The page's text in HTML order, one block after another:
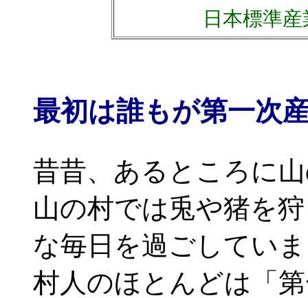
日本標準
最初は誰もが第一次
昔昔、あるところに
山の村では兎や猪を
な毎日を過ごしてい
村人のほとんどは「